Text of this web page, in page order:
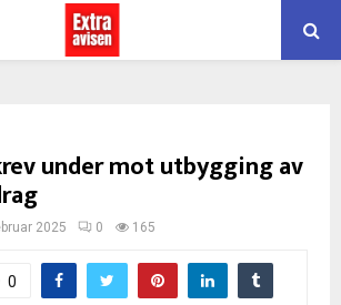
under mot utbygging av
2025 0 165
0